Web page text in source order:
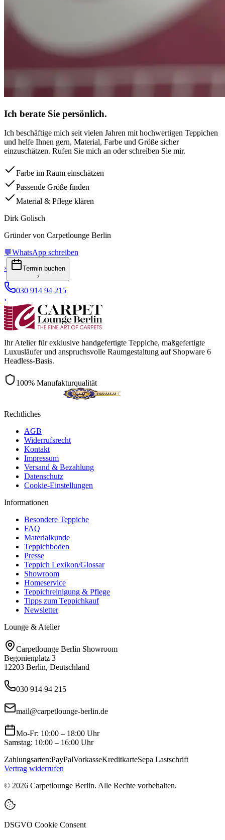
Ich berate Sie persönlich.
Ich beschäftige mich seit vielen Jahren mit hochwertigen Teppichen
und helfe Ihnen gern, Material, Farbe und Größe sicher
einzuschätzen. Rufen Sie mich an oder schreiben Sie mir.
Farbe im Raum einschätzen
Passende Größe finden
Material & Pflege klären
Dirk Golisch
Gründer von Carpetlounge Berlin
💬WhatsApp schreiben
›
Termin buchen
›
030 914 94 215
›
Ihr Atelier für exklusive handgefertigte Teppiche, maßgefertigte
Luxusläufer und anspruchsvolle Raumgestaltung auf Shopware 6
Headless-Basis.
100% Manufakturqualität
Rechtliches
AGB
Widerrufsrecht
Kontakt
Impressum
Versand & Bezahlung
Datenschutz
Cookie-Einstellungen
Informationen
Besondere Teppiche
FAQ
Materialkunde
Teppichboden
Presse
Teppich Lexikon/Glossar
Showroom
Homeservice
Teppichreinigung & Pflege
Tipps zum Teppichkauf
Newsletter
Lounge & Atelier
Carpetlounge Berlin Showroom
Begonienplatz 3
12203 Berlin, Deutschland
030 914 94 215
mail@carpetlounge-berlin.de
Mo-Fr: 10:00 – 18:00 Uhr
Samstag: 10:00 – 16:00 Uhr
Zahlungsarten:PayPalVorkasseKreditkarteSepa Lastschrift
Vertrag widerrufen
© 2026 Carpetlounge Berlin. Alle Rechte vorbehalten.
DSGVO Cookie Consent